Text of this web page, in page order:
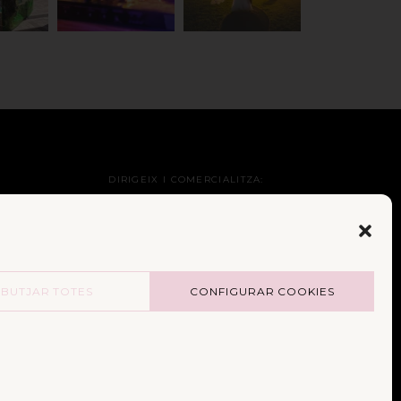
TOTES CONFIGURAR COOKIES
DIRIGEIX I COMERCIALITZA:
PATROCINI INSTITUCIONAL: